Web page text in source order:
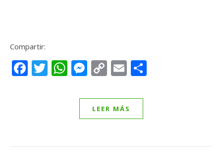
Compartir:
Facebook
Twitter
WhatsApp
Messenger
CopyEmail
LEER MÁS